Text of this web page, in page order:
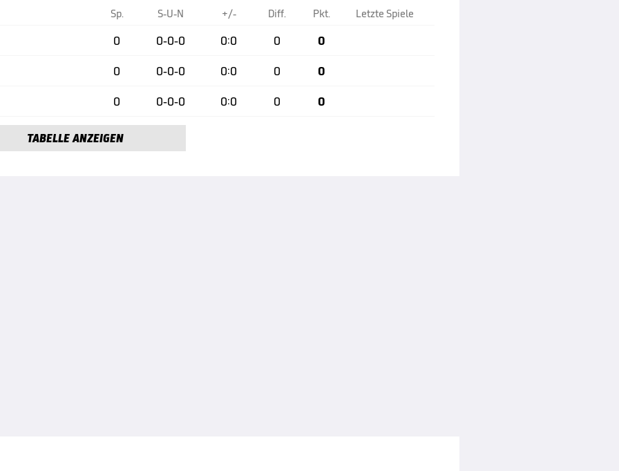
Sp. S-U-N +/- Diff. Pkt. Letzte Spiele
0 0-0-0 0:0 0
0
0
0-0-0 0:0 0
0
0
0-0-0 0:0 0 0
TABELLE ANZEIGEN